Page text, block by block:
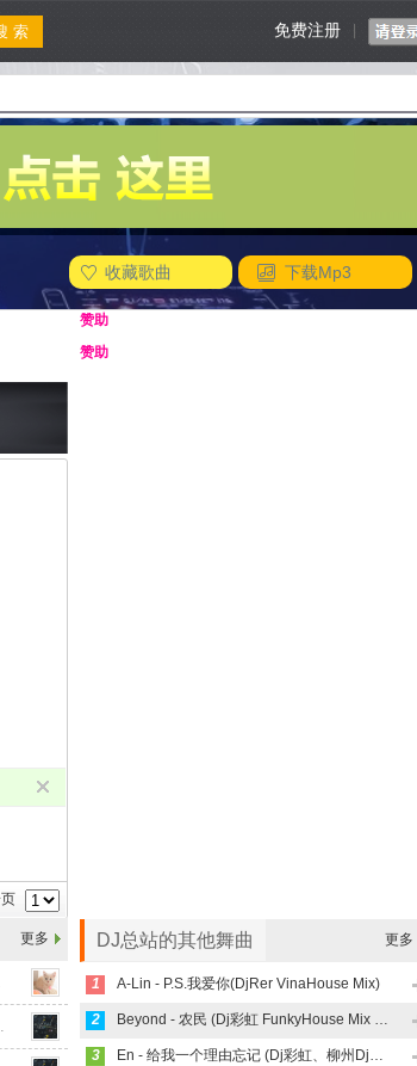
免费注册
下载Mp3
收藏歌曲
赞助
赞助
更多
奏VoI.05
DJ总站的其他舞曲 更多
1 A-Lin - P.S.我爱你(DjRer VinaHouse Mix)
2 Beyond - 农民 (Dj彩虹 FunkyHouse Mix 粤语)
3 En - 给我一个理由忘记 (Dj彩虹、柳州Dj子靖 FunkyHouse Mix)